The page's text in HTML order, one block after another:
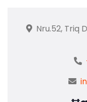
Nru.52, Triq